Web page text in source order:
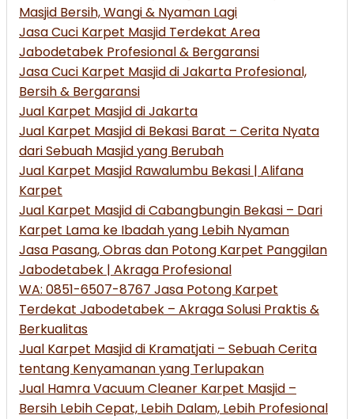
Masjid Bersih, Wangi & Nyaman Lagi
Jasa Cuci Karpet Masjid Terdekat Area
Jabodetabek Profesional & Bergaransi
Jasa Cuci Karpet Masjid di Jakarta Profesional,
Bersih & Bergaransi
Jual Karpet Masjid di Jakarta
Jual Karpet Masjid di Bekasi Barat – Cerita Nyata
dari Sebuah Masjid yang Berubah
Jual Karpet Masjid Rawalumbu Bekasi | Alifana
Karpet
Jual Karpet Masjid di Cabangbungin Bekasi – Dari
Karpet Lama ke Ibadah yang Lebih Nyaman
Jasa Pasang, Obras dan Potong Karpet Panggilan
Jabodetabek | Akraga Profesional
WA: 0851-6507-8767 Jasa Potong Karpet
Terdekat Jabodetabek – Akraga Solusi Praktis &
Berkualitas
Jual Karpet Masjid di Kramatjati – Sebuah Cerita
tentang Kenyamanan yang Terlupakan
Jual Hamra Vacuum Cleaner Karpet Masjid –
Bersih Lebih Cepat, Lebih Dalam, Lebih Profesional